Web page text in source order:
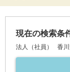
現在の検索条
法人（社員） 香